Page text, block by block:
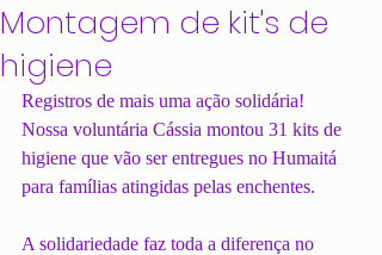
Montagem de kit's de
higiene
Registros de mais uma ação solidária!
Nossa voluntária Cássia montou 31 kits de
higiene que vão ser entregues no Humaitá
para famílias atingidas pelas enchentes.
A solidariedade faz toda a diferença no